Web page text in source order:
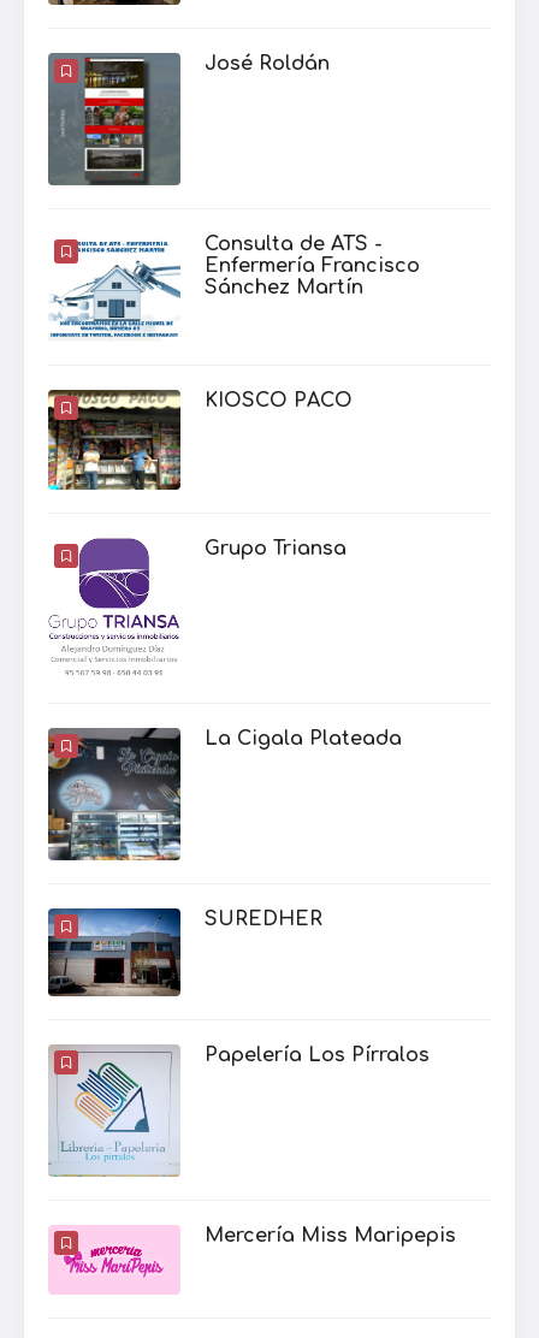
José Roldán
Consulta de ATS -
Enfermería Francisco
Sánchez Martín
KIOSCO PACO
Grupo Triansa
La Cigala Plateada
SUREDHER
Papelería Los Pírralos
Mercería Miss Maripepis